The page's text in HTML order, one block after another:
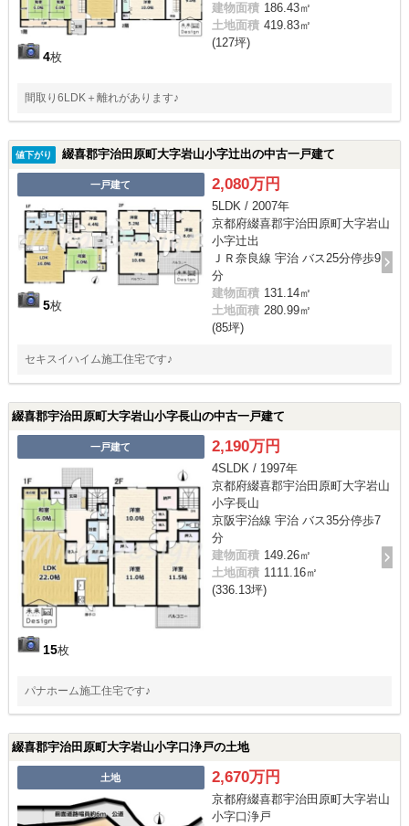
4枚
建物面積 186.43㎡
土地面積 419.83㎡
(127坪)
間取り6LDK＋離れがあります♪
値下がり 綴喜郡宇治田原町大字岩山小字辻出の中古一戸建て
一戸建て
5枚
2,080万円
5LDK / 2007年
京都府綴喜郡宇治田原町大字岩山
小字辻出
ＪＲ奈良線 宇治 バス25分停歩9
分
建物面積 131.14㎡
土地面積 280.99㎡
(85坪)
セキスイハイム施工住宅です♪
綴喜郡宇治田原町大字岩山小字長山の中古一戸建て
一戸建て
15枚
2,190万円
4SLDK / 1997年
京都府綴喜郡宇治田原町大字岩山
小字長山
京阪宇治線 宇治 バス35分停歩7
分
建物面積 149.26㎡
土地面積 1111.16㎡
(336.13坪)
パナホーム施工住宅です♪
綴喜郡宇治田原町大字岩山小字口浄戸の土地
土地 2,670万円
京都府綴喜郡宇治田原町大字岩山
小字口浄戸